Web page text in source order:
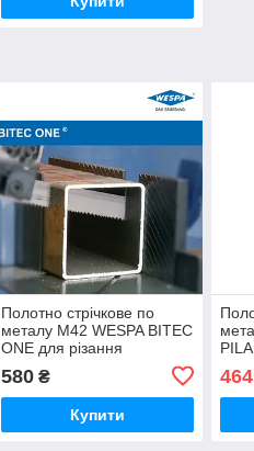
Полотно стрічкове по
металу M42 WESPA BITEC
ONE для різання
580₴
Купити
464